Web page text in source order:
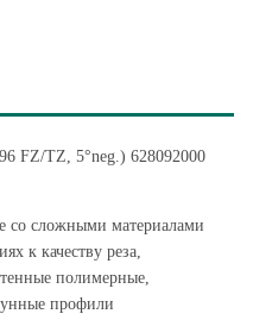
FZ/TZ, 5°neg.) 628092000
со сложными материалами
к качеству реза,
полимерные,
профили